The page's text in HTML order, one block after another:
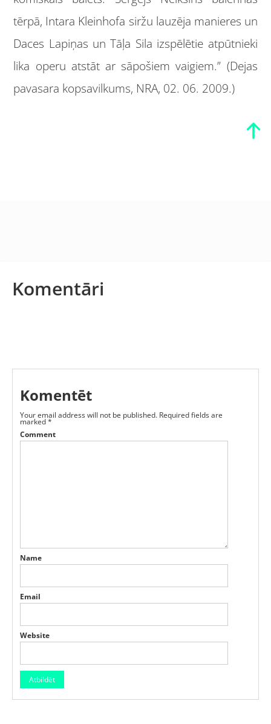
tērpā, Intara Kleinhofa siržu lauzēja manieres un
Daces Lapiņas un Tāļa Sila izspēlētie atpūtnieki
lika operu atstāt ar sāpošiem vaigiem.” (Dejas
pavasara kopsavilkums, NRA, 02. 06. 2009.)
Komentāri
Komentēt
Your email address will not be published. Required fields are
marked*
Comment
Name
Email
Website